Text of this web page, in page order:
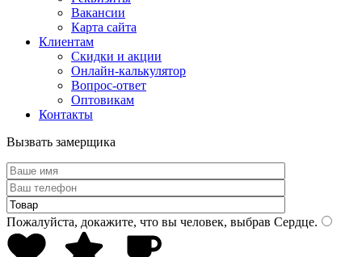
Вакансии
Карта сайта
Клиентам
Скидки и акции
Онлайн-калькулятор
Вопрос-ответ
Оптовикам
Контакты
Вызвать замерщика
Пожалуйста, докажите, что вы человек, выбрав Сердце.